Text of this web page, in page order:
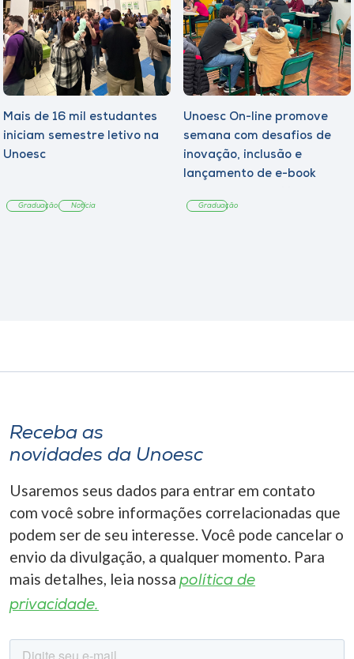
Mais de 16 mil estudantes
iniciam semestre letivo na
Unoesc
Graduação Notícia
Unoesc On-line promove
semana com desafios de
inovação, inclusão e
lançamento de e-book
Graduação
Receba as
novidades da Unoesc
Usaremos seus dados para entrar em contato
com você sobre informações correlacionadas que
podem ser de seu interesse. Você pode cancelar o
envio da divulgação, a qualquer momento. Para
mais detalhes, leia nossa política de
privacidade.